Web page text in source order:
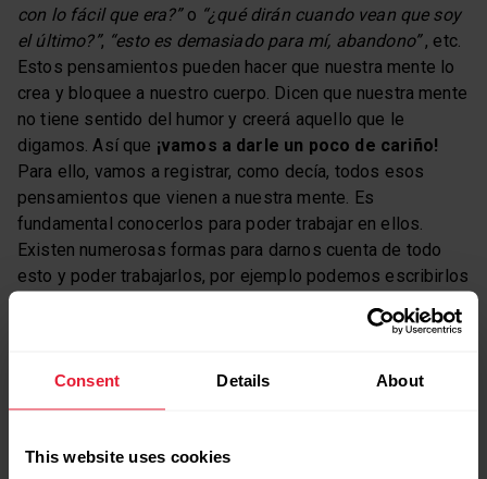
Consent Details About
This website uses cookies
con lo fácil que era?”o “¿qué dirán cuando vean que soy
el último?”, “esto es demasiado para mí, abandono”, etc.
Estos pensamientos pueden hacer que nuestra mente lo
crea y bloquee a nuestro cuerpo. Dicen que nuestra mente
no tiene sentido del humor y creerá aquello que le
digamos. Así que ¡vamos a darle un poco de cariño!
Para ello, vamos a registrar, como decía, todos esos
pensamientos que vienen a nuestra mente. Es
fundamental conocerlos para poder trabajar en ellos.
Existen numerosas formas para darnos cuenta de todo
esto y poder trabajarlos, por ejemplo podemos escribirlos
por
las que nos gustaría cambiarlas. O también podríamos
además anotar nuestras sensaciones y pensamientos
valorando la motivación, estado de ánimo capacidad de